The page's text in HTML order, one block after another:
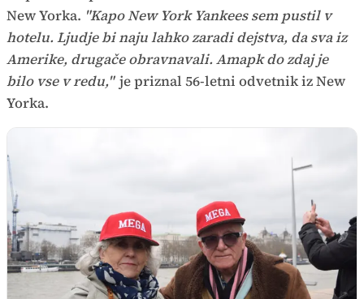
New Yorka. "Kapo New York Yankees sem pustil v
hotelu. Ljudje bi naju lahko zaradi dejstva, da sva iz
Amerike, drugače obravnavali. Amapk do zdaj je
bilo vse v redu," je priznal 56-letni odvetnik iz New
Yorka.